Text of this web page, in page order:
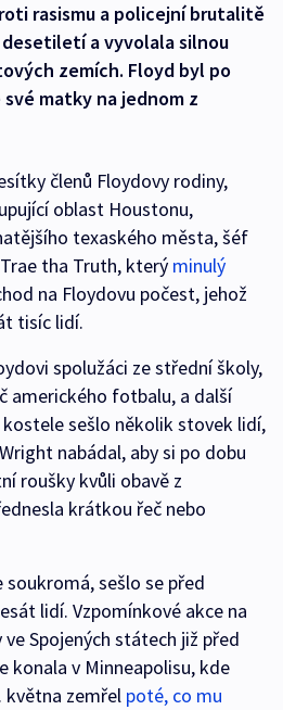
rasismu a policejní brutalitě
a vyvolala silnou
zemích. Floyd byl po
matky na jednom z
členů Floydovy rodiny,
oblast Houstonu,
texaského města, šéf
tha Truth, který minulý
na Floydovu počest, jehož
tisíc lidí.
spolužáci ze střední školy,
amerického fotbalu, a další
kostele sešlo několik stovek lidí,
nabádal, aby si po dobu
roušky kvůli obavě z
krátkou řeč nebo
sešlo se před
lidí. Vzpomínkové akce na
Spojených státech již před
konala v Minneapolisu, kde
května zemřel poté, co mu